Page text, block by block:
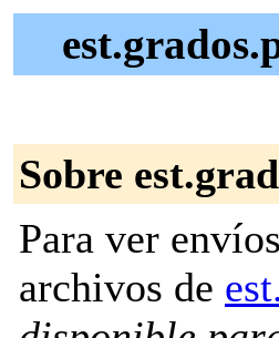
Sobre
Para ver
archivos de